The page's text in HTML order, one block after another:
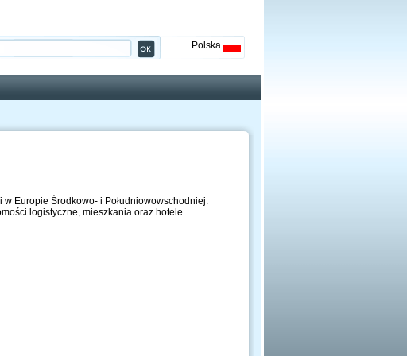
Polska
w Europie Środkowo- i Południowowschodniej.
logistyczne, mieszkania oraz hotele.